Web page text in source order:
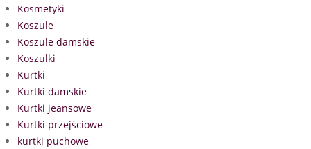
Kosmetyki
Koszule
Koszule damskie
Koszulki
Kurtki
Kurtki damskie
Kurtki jeansowe
Kurtki przejściowe
kurtki puchowe